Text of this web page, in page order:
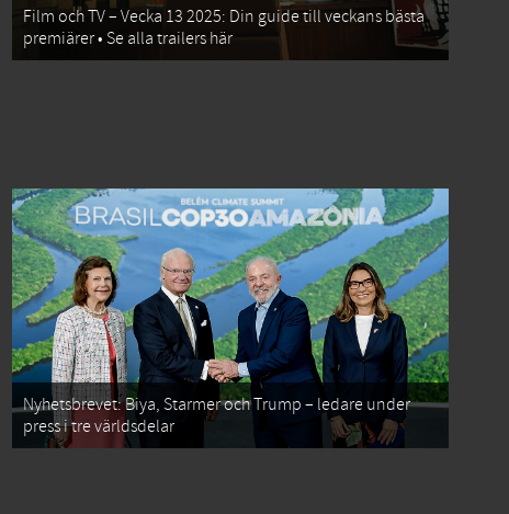
Film och TV – Vecka 13 2025: Din guide till veckans bästa
premiärer • Se alla trailers här
Nyhetsbrevet: Biya, Starmer och Trump – ledare under
press i tre världsdelar